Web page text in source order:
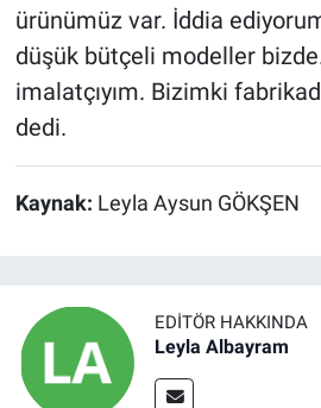
ürünümüz var. İddia
düşük bütçeli modeller
imalatçıyım. Bizimki
dedi.
Kaynak: Leyla Aysun GÖKŞEN
EDITÖR HAKKINDA
Leyla Albayram